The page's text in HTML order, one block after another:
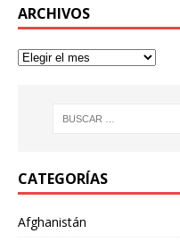
ARCHIVOS
CATEGORÍAS
Afghanistán